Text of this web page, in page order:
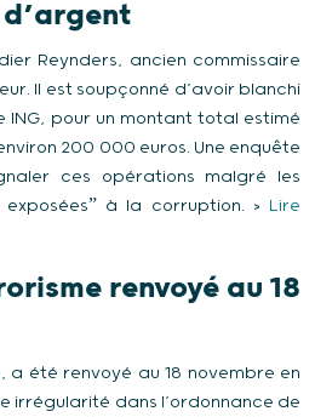
Reynders, ancien commissaire
Il est soupçonné d’avoir blanchi
pour un montant total estimé
200 000 euros. Une enquête
ces opérations malgré les
à la corruption. > Lire
renvoyé au 18
été renvoyé au 18 novembre en
irrégularité dans l’ordonnance de